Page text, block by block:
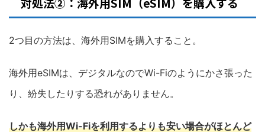
2つ目の方法は、海外用SIMを購入すること。
海外用eSIMは、デジタルなのでWi-Fiのようにかさ張った
り、紛失したりする恐れがありません。
しかも海外用Wi-Fiを利用するよりも安い場合がほとんど